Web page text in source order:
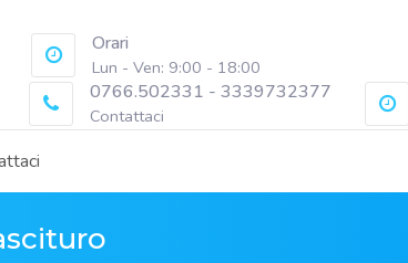
Orari
Lun - Ven: 9:00 - 18:00
0766.502331 - 3339732377
Contattaci